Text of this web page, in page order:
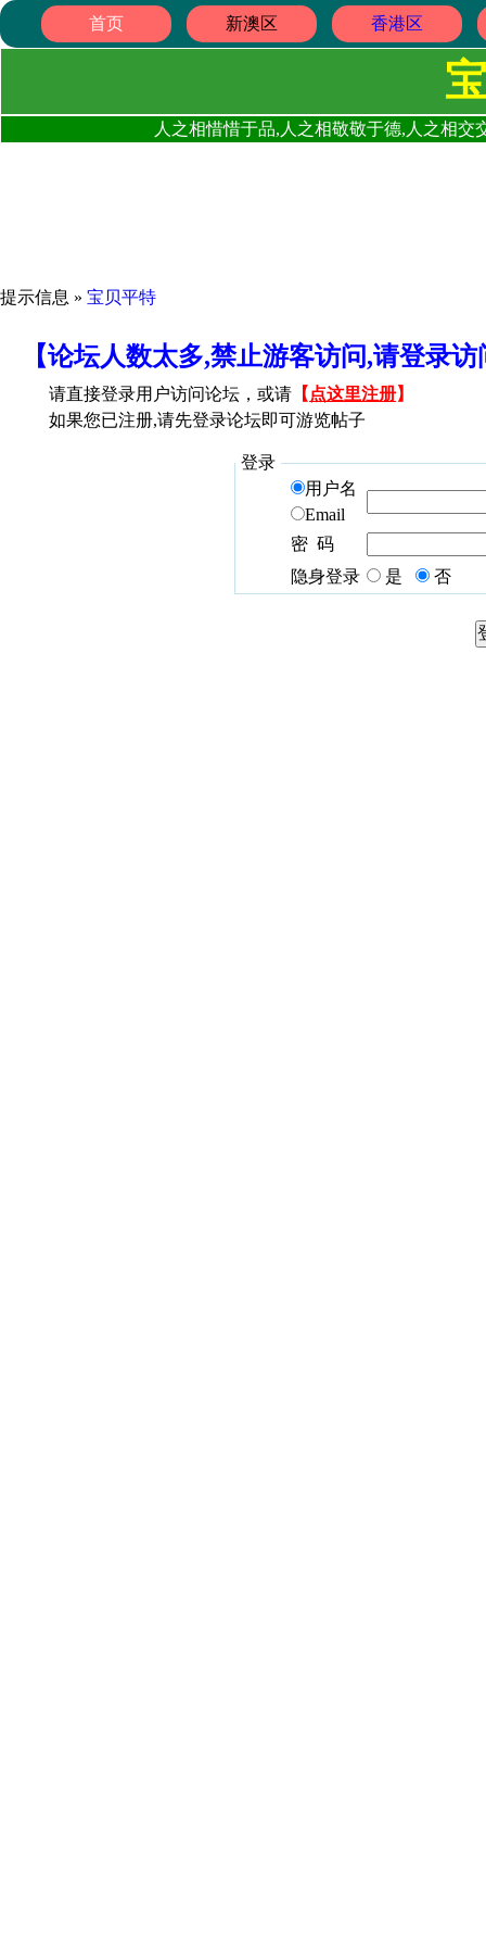
首页 新澳区 香港区
人之相惜惜于品,人之相敬敬于德,人之相
提示信息 » 宝贝平特
【论坛人数太多,禁止游客访问,请登录
请直接登录用户访问论坛，或请 【 点这里注册】
如果您已注册,请先登录论坛即可游览帖子
登录
用户名
Email
密 码
隐身登录
是 否